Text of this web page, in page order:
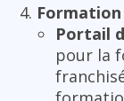
Portail
pour la